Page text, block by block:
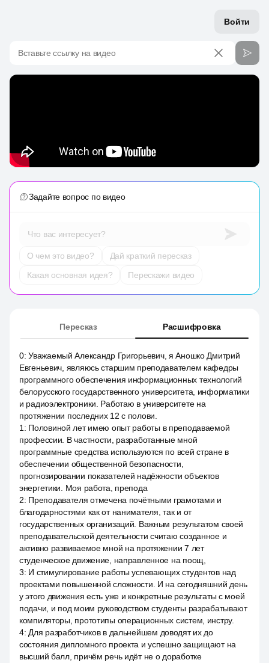
Войти
Вставьте ссылку на видео
Задайте вопрос по видео
Что вас интересует?
О чем это видео?
Дай краткий пересказ
Какая основная идея?
Перескажи видео
Пересказ Расшифровка
0:Уважаемый Александр Григорьевич, я Аношко Дмитрий
Евгеньевич, являюсь старшим преподавателем кафедры
программного обеспечения информационных технологий
белорусского государственного университета, информатики
и радиоэлектроники. Работаю в университете на
протяжении последних 12 с полови.
1 : Половиной лет имею опыт работы в преподаваемой
профессии. В частности, разработанные мной
программные средства используются по всей стране в
обеспечении общественной безопасности,
прогнозировании показателей надёжности объектов
энергетики. Моя работа, препода
2: Преподавателя отмечена почётными грамотами и
благодарностями как от нанимателя, так и от
государственных организаций. Важным результатом своей
преподавательской деятельности считаю созданное и
активно развиваемое мной на протяжении 7 лет
студенческое движение, направленное на поощ,
3: И стимулирование работы успевающих студентов над
проектами повышенной сложности. И на сегодняшний день
у этого движения есть уже и конкретные результаты с моей
подачи, и под моим руководством студенты разрабатывают
компиляторы, прототипы операционных систем, инстру.
4: Для разработчиков в дальнейшем доводят их до
состояния дипломного проекта и успешно защищают на
высший балл, причём речь идёт не о доработке